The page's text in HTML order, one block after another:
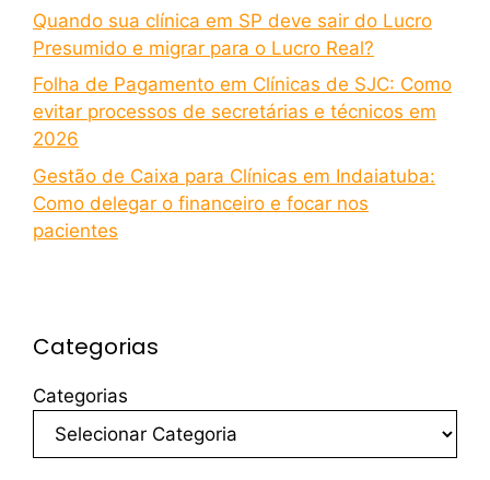
Quando sua clínica em SP deve sair do Lucro
Presumido e migrar para o Lucro Real?
Folha de Pagamento em Clínicas de SJC: Como
evitar processos de secretárias e técnicos em
2026
Gestão de Caixa para Clínicas em Indaiatuba:
Como delegar o financeiro e focar nos
pacientes
Categorias
Categorias